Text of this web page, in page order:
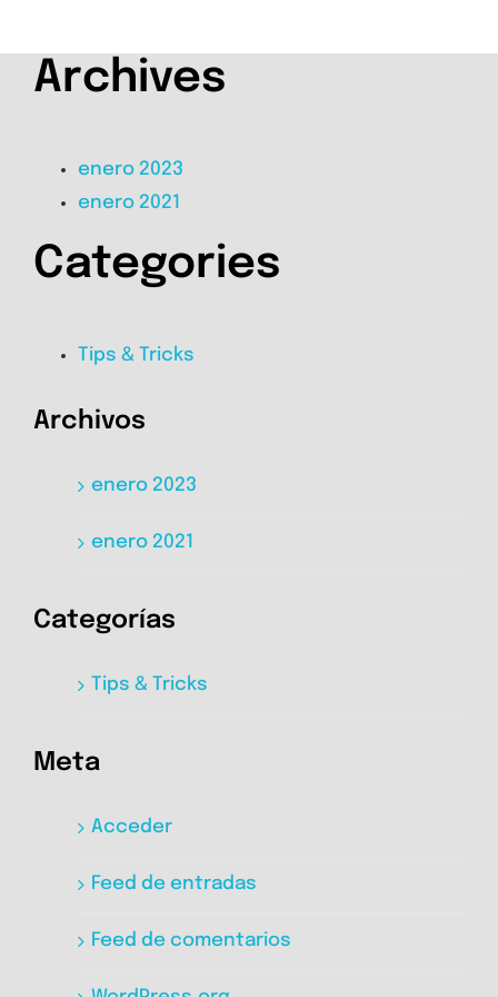
Archives
enero 2023
enero 2021
Categories
Tips & Tricks
Archivos
enero 2023
enero 2021
Categorías
Tips & Tricks
Meta
Acceder
Feed de entradas
Feed de comentarios